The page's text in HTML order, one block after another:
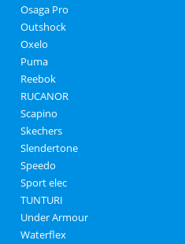
Osaga Pro
Outshock
Oxelo
Puma
Reebok
RUCANOR
Scapino
Skechers
Slendertone
Speedo
Sport elec
TUNTURI
Under Armour
Waterflex